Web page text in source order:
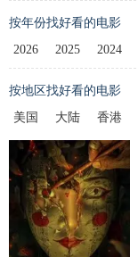
按年份找好看的电影
2026
2025 2024
按地区找好看的电影
美国
大陆 香港